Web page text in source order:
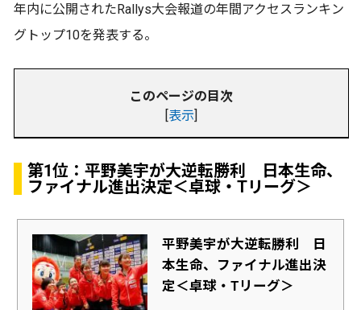
年内に公開されたRallys大会報道の年間アクセスランキン
グトップ10を発表する。
このページの目次
[表示]
第1位：平野美宇が大逆転勝利 日本生命、
ファイナル進出決定＜卓球・Tリーグ＞
平野美宇が大逆転勝利 日
本生命、ファイナル進出決
定＜卓球・Tリーグ＞